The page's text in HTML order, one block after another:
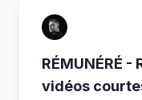
RÉMUNÉRÉ
vidéos